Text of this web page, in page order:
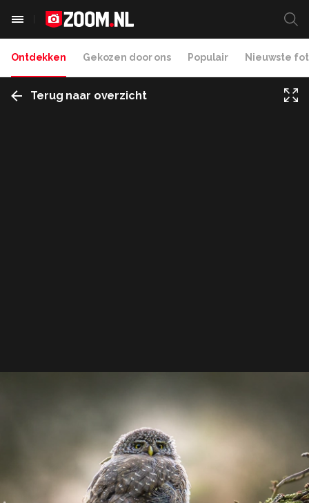
Ontdekken Gekozen door ons Populair Nieuwste
Terug naar overzicht